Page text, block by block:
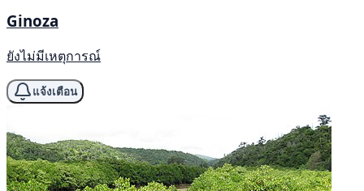
Ginoza
ยังไม่มีเหตุการณ์
แจ้งเตือน